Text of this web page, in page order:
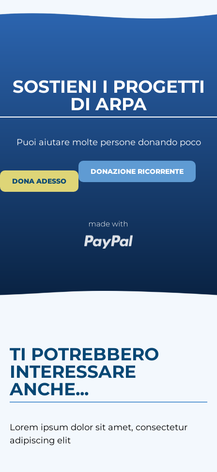
SOSTIENI I PROGETTI
DI ARPA
Puoi aiutare molte persone donando poco
DONA ADESSO
DONAZIONE RICORRENTE
TI POTREBBERO
INTERESSARE
ANCHE...
Lorem ipsum dolor sit amet, consectetur
adipiscing elit